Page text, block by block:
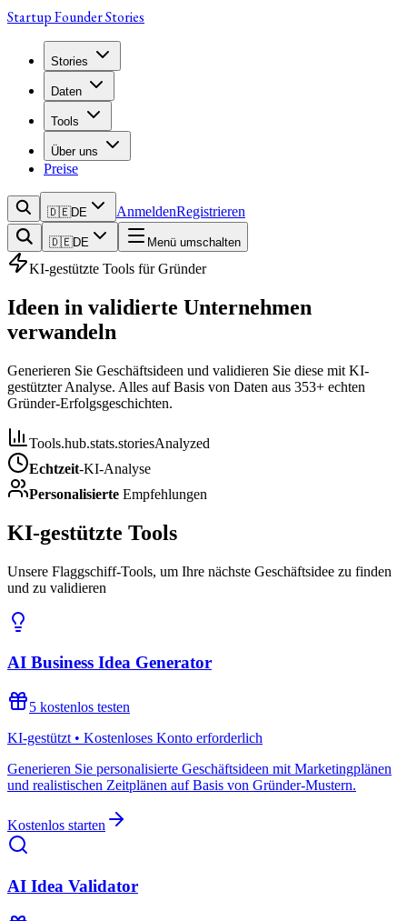
Startup Founder Stories
Stories
Daten
Tools
Über uns
Preise
🇩🇪DE AnmeldenRegistrieren
🇩🇪DE Menü umschalten
KI-gestützte Tools für Gründer
Ideen in validierte Unternehmen
verwandeln
Generieren Sie Geschäftsideen und validieren Sie diese mit KI-
gestützter Analyse. Alles auf Basis von Daten aus 353+ echten
Gründer-Erfolgsgeschichten.
Tools.hub.stats.storiesAnalyzed
Echtzeit-KI-Analyse
Personalisierte Empfehlungen
KI-gestützte Tools
Unsere Flaggschiff-Tools, um Ihre nächste Geschäftsidee zu finden
und zu validieren
AI Business Idea Generator
5 kostenlos testen
KI-gestützt • Kostenloses Konto erforderlich
Generieren Sie personalisierte Geschäftsideen mit Marketingplänen
und realistischen Zeitplänen auf Basis von Gründer-Mustern.
Kostenlos starten
AI Idea Validator